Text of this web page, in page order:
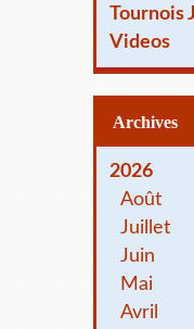
Tournois
Videos
Archives
2026
Août
Juillet
Juin
Mai
Avril